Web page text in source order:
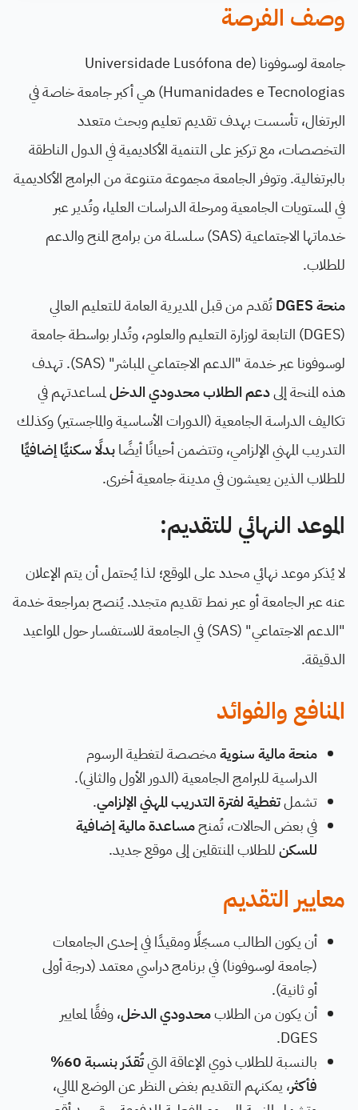
وصف الفرصة
جامعة لوسوفونا (Universidade Lusófona de
Humanidades e Tecnologias) هي أكبر جامعة خاصة في
البرتغال، تأسست بهدف تقديم تعليم وبحث متعدد
التخصصات، مع تركيز على التنمية الأكاديمية في الدول الناطقة
بالبرتغالية. وتوفر الجامعة مجموعة متنوعة من البرامج الأكاديمية
في المستويات الجامعية ومرحلة الدراسات العليا، وتُدير عبر
خدماتها الاجتماعية (SAS) سلسلة من برامج المنح والدعم
للطلاب.
منحة DGES
تُقدم من قبل المديرية العامة للتعليم العالي
(DGES) التابعة لوزارة التعليم والعلوم، وتُدار بواسطة جامعة
لوسوفونا عبر خدمة "الدعم الاجتماعي المباشر" (SAS). تهدف
هذه المنحة إلىدعم الطلاب محدودي الدخللمساعدتهم في
تكاليف الدراسة الجامعية (الدورات الأساسية والماجستير) وكذلك
التدريب المهني الإلزامي، وتتضمن أحيانًا أيضًابدلًا سكنيًّا إضافيًّا
للطلاب الذين يعيشون في مدينة جامعية أخرى.
الموعد النهائي للتقديم:
لا يُذكر موعد نهائي محدد على الموقع؛ لذا يُحتمل أن يتم الإعلان
عنه عبر الجامعة أو عبر نمط تقديم متجدد. يُنصح بمراجعة خدمة
"الدعم الاجتماعي" (SAS) في الجامعة للاستفسار حول المواعيد
الدقيقة.
المنافع والفوائد
منحة مالية سنويةمخصصة لتغطية الرسوم
الدراسية للبرامج الجامعية (الدور الأول والثاني).
تشملتغطية لفترة التدريب المهني الإلزامي.
في بعض الحالات، تُمنحمساعدة مالية إضافية
للسكنللطلاب المنتقلين إلى موقع جديد.
معايير التقديم
أن يكون الطالب مسجّلًا ومقيدًا في إحدى الجامعات
(جامعة لوسوفونا) في برنامج دراسي معتمد (درجة أولى
أو ثانية).
أن يكون من الطلابمحدودي الدخل، وفقًا لمعايير
DGES.
بالنسبة للطلاب ذوي الإعاقة التي
تُقدّر بنسبة 60%
فأكثر، يمكنهم التقديم بغض النظر عن الوضع المالي،